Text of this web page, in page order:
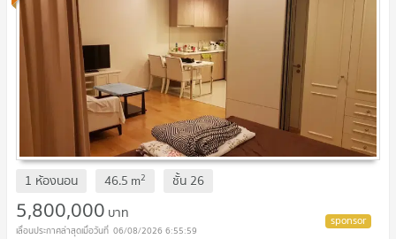
1 ห้องนอน 46.5 m2 ชั้น 26
5,800,000 บาท
06/08/2026 6:55:59